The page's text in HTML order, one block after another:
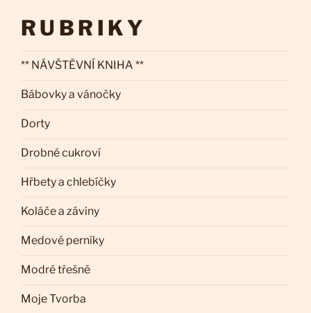
RUBRIKY
** NÁVŠTĚVNÍ KNIHA **
Bábovky a vánočky
Dorty
Drobné cukroví
Hřbety a chlebíčky
Koláče a záviny
Medové perníky
Modré třešně
Moje Tvorba